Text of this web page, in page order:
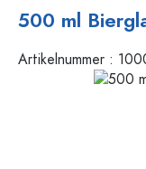
500 ml
Artikelnummer :